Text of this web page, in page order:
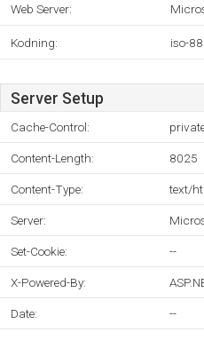
Web Server:
Kodning: iso-
Server Setup
Cache-Control:
Content-Length: 8025
Content-Type: text/
Server:
Set-Cookie: --
X-Powered-By:
Date: --